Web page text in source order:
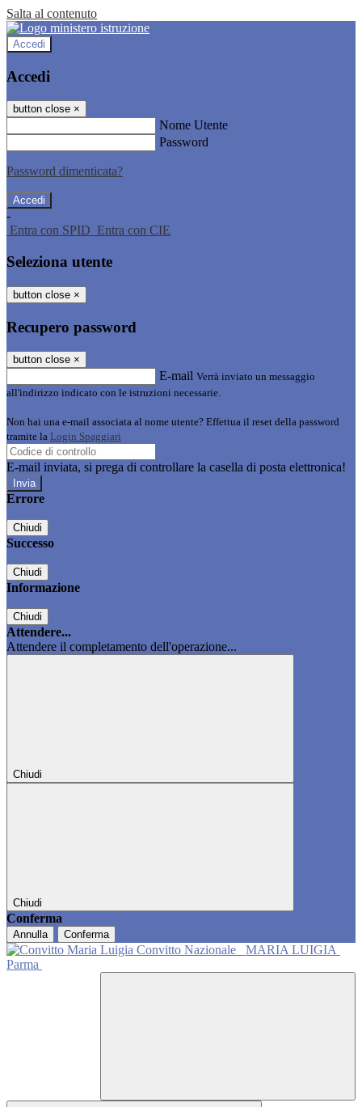
Salta al contenuto
Accedi
Accedi
button close ×
Nome Utente
Password
Password dimenticata?
-
Entra con SPID Entra con CIE
Seleziona utente
button close ×
Recupero password
button close ×
E-mail Verrà inviato un messaggio
all'indirizzo indicato con le istruzioni necessarie.
Non hai una e-mail associata al nome utente? Effettua il reset della password
tramite la Login Spaggiari
E-mail inviata, si prega di controllare la casella di posta elettronica!
Errore
Chiudi
Successo
Chiudi
Informazione
Chiudi
Attendere...
Attendere il completamento dell'operazione...
Chiudi
Chiudi
Conferma
Annulla Conferma
Convitto Nazionale
MARIA LUIGIA
Parma